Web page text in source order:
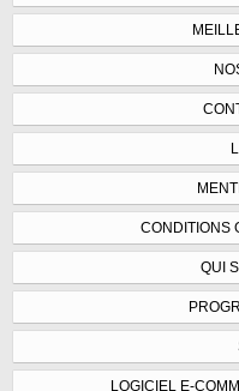
CONDITIONS
QUI
LOGICIEL E-